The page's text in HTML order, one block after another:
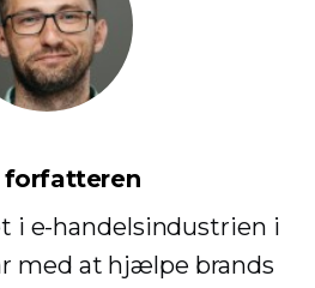
forfatteren
i e-handelsindustrien i
med at hjælpe brands